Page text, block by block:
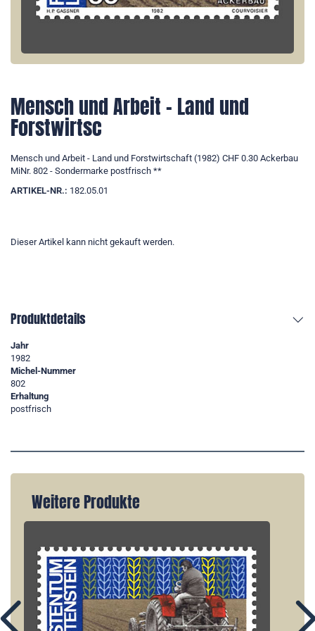
Mensch und Arbeit - Land und
Forstwirtsc
Mensch und Arbeit - Land und Forstwirtschaft (1982) CHF 0.30 Ackerbau
MiNr. 802 - Sondermarke postfrisch **
ARTIKEL-NR.: 182.05.01
Dieser Artikel kann nicht gekauft werden.
Produktdetails
Jahr
1982
Michel-Nummer
802
Erhaltung
postfrisch
Weitere Produkte